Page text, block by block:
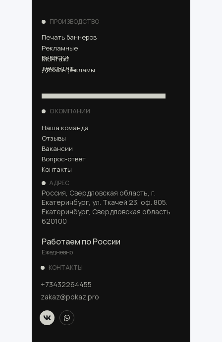
ПРОИЗВОДСТВО
Печать баннеров
Рекламные
вывески
Монтаж/
демонтаж
Дизайн рекламы
О КОМПАНИИ
Наша команда
Отзывы
Вакансии
Вопрос-ответ
Контакты
АДРЕС
Россия, Свердловская область, г.
Екатеринбург, ул. Ткачей 23, оф. 805.
Екатеринбург, Свердловская область
620100
Работаем по России
Ежедневно
КОНТАКТЫ
+73432264455
zakaz@pokaz.pro